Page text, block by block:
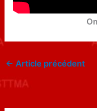
← Article précédent